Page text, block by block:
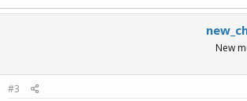
New
#3